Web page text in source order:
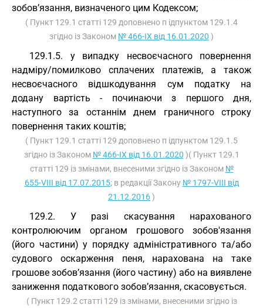
зобов’язання, визначеного цим Кодексом;
( Пункт 129.1 статті 129 доповнено п ідпунктом 129.1.4
згідно із Законом № 466-IX від 16.01.2020 )
129.1.5. у випадку несвоєчасного повернення
надміру/помилково сплачених платежів, а також
несвоєчасного відшкодування сум податку на
додану вартість - починаючи з першого дня,
наступного за останнім днем граничного строку
повернення таких коштів;
( Пункт 129.1 статті 129 доповнено п ідпунктом 129.1.5
згідно із Законом № 466-IX від 16.01.2020 )( Пункт 129.1
статті 129 із змінами, внесеними згідно із Законом №
655-VIII від 17.07.2015; в редакції Закону № 1797-VIII від
21.12.2016)
129.2. У разі скасування нарахованого
контролюючим органом грошового зобов'язання
(його частини) у порядку адміністративного та/або
судового оскарження пеня, нарахована на таке
грошове зобов’язання (його частину) або на виявлене
заниження податкового зобов’язання, скасовується.
( Пункт 129.2 статті 129 із змінами, внесеними згідно із